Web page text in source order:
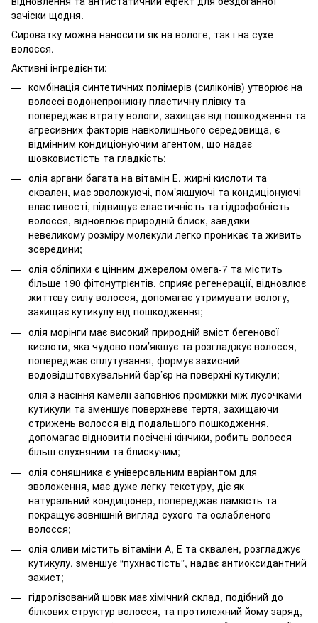
зачіски щодня.
Сироватку можна наносити як на вологе, так і на сухе
волосся.
Активні інгредієнти:
комбінація синтетичних полімерів (силіконів) утворює на
волоссі водонепроникну пластичну плівку та
попереджає втрату вологи, захищає від пошкодження та
агресивних факторів навколишнього середовища, є
відмінним кондиціонуючим агентом, що надає
шовковистість та гладкість;
олія аргани багата на вітамін Е, жирні кислоти та
сквален, має зволожуючі, пом’якшуючі та кондиціонуючі
властивості, підвищує еластичність та гідрофобність
волосся, відновлює природній блиск, завдяки
невеликому розміру молекули легко проникає та живить
зсередини;
олія обліпихи є цінним джерелом омега-7 та містить
більше 190 фітонутрієнтів, сприяє регенерації, відновлює
життєву силу волосся, допомагає утримувати вологу,
захищає кутикулу від пошкодження;
олія морінги має високий природній вміст бегенової
кислоти, яка чудово пом’якшує та розгладжує волосся,
попереджає сплутування, формує захисний
водовідштовхувальний бар’єр на поверхні кутикули;
олія з насіння камелії заповнює проміжки між лусочками
кутикули та зменшує поверхневе тертя, захищаючи
стрижень волосся від подальшого пошкодження,
допомагає відновити посічені кінчики, робить волосся
більш слухняним та блискучим;
олія соняшника є універсальним варіантом для
зволоження, має дуже легку текстуру, діє як
натуральний кондиціонер, попереджає ламкість та
покращує зовнішній вигляд сухого та ослабленого
волосся;
олія оливи містить вітаміни А, Е та сквален, розгладжує
кутикулу, зменшує “пухнастість”, надає антиоксидантний
захист;
гідролізований шовк має хімічний склад, подібний до
білкових структур волосся, та протилежний йому заряд,